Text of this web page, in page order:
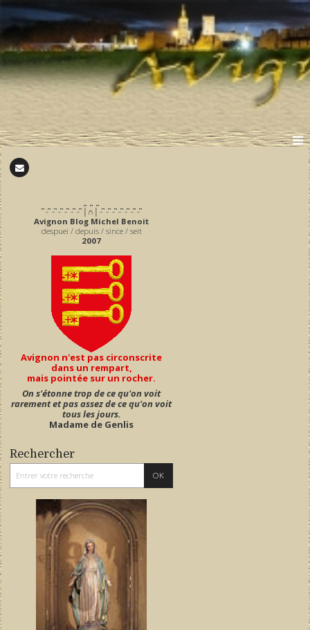
͆ ̵ ͆ ̵ ͆ ̵ ͆ ̵ ͆ ̵ ͆ ̵ ͆ │∩│ ̵ ͆ ̵ ͆ ̵ ͆ ̵ ͆ ̵ ͆ ̵ ͆ ̵ ͆
Avignon Blog Michel Benoit
despuei / depuis / since / seit
2007
Avignon n'est pas circonscrite
dans un rempart,
mais pointée sur un rocher.
On s'étonne trop de ce qu'on voit
rarement et pas assez de ce qu'on voit
tous les jours.
Madame de Genlis
Rechercher